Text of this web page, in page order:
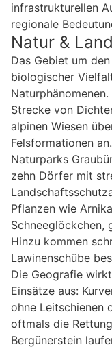
infrastrukturellen
regionale
Natur &
Das Gebiet um
biologischer
Strecke von
alpinen Wiesen
Felsformationen
Naturparks
zehn Dörfer mit
Pflanzen wie
Schneeglöckchen,
Hinzu kommen
Lawinenschübe
Die Geografie
Einsätze aus:
ohne Leitschienen
oftmals die
Bergünerstein